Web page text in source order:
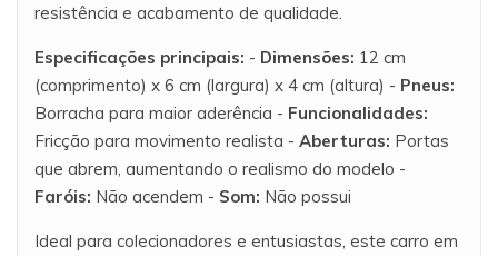
resistência e acabamento de qualidade.
Especificações principais: - Dimensões: 12 cm
(comprimento) x 6 cm (largura) x 4 cm (altura) - Pneus:
Borracha para maior aderência - Funcionalidades:
Fricção para movimento realista - Aberturas: Portas
que abrem, aumentando o realismo do modelo -
Faróis: Não acendem - Som: Não possui
Ideal para colecionadores e entusiastas, este carro em